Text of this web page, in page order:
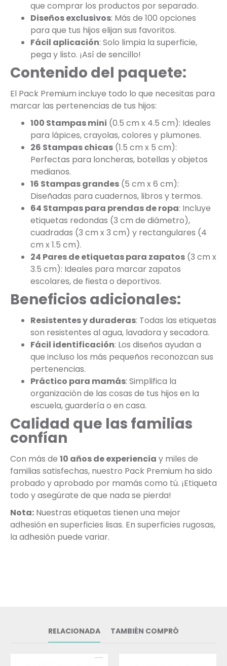
que comprar los productos por separado.
Diseños exclusivos: Más de 100 opciones
para que tus hijos elijan sus favoritos.
Fácil aplicación: Solo limpia la superficie,
pega y listo. ¡Así de sencillo!
Contenido del paquete:
El Pack Premium incluye todo lo que necesitas para
marcar las pertenencias de tus hijos:
100 Stampas mini (0.5 cm x 4.5 cm): Ideales
para lápices, crayolas, colores y plumones.
26 Stampas chicas (1.5 cm x 5 cm):
Perfectas para loncheras, botellas y objetos
medianos.
16 Stampas grandes (5 cm x 6 cm):
Diseñadas para cuadernos, libros y termos.
64 Stampas para prendas de ropa: Incluye
etiquetas redondas (3 cm de diámetro),
cuadradas (3 cm x 3 cm) y rectangulares (4
cm x 1.5 cm).
24 Pares de etiquetas para zapatos (3 cm x
3.5 cm): Ideales para marcar zapatos
escolares, de fiesta o deportivos.
Beneficios adicionales:
Resistentes y duraderas: Todas las etiquetas
son resistentes al agua, lavadora y secadora.
Fácil identificación: Los diseños ayudan a
que incluso los más pequeños reconozcan sus
pertenencias.
Práctico para mamás: Simplifica la
organización de las cosas de tus hijos en la
escuela, guardería o en casa.
Calidad que las familias
confían
Con más de 10 años de experiencia y miles de
familias satisfechas, nuestro Pack Premium ha sido
probado y aprobado por mamás como tú. ¡Etiqueta
todo y asegúrate de que nada se pierda!
Nota: Nuestras etiquetas tienen una mejor
adhesión en superficies lisas. En superficies rugosas,
la adhesión puede variar.
RELACIONADA TAMBIÉN COMPRÓ